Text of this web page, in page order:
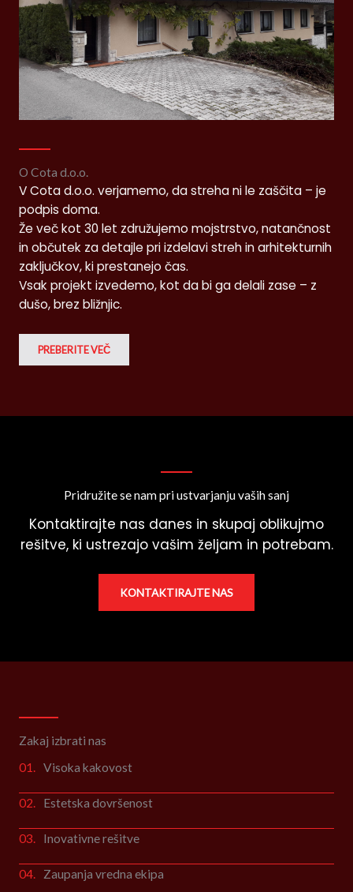
O Cota d.o.o.
V Cota d.o.o. verjamemo, da streha ni le zaščita – je
podpis doma.
Že več kot 30 let združujemo mojstrstvo, natančnost
in občutek za detajle pri izdelavi streh in arhitekturnih
zaključkov, ki prestanejo čas.
Vsak projekt izvedemo, kot da bi ga delali zase – z
dušo, brez bližnjic.
PREBERITE VEČ
Pridružite se nam pri ustvarjanju vaših sanj
Kontaktirajte nas danes in skupaj oblikujmo
rešitve, ki ustrezajo vašim željam in potrebam.
KONTAKTIRAJTE NAS
Zakaj izbrati nas
01. Visoka kakovost
02. Estetska dovršenost
03. Inovativne rešitve
04. Zaupanja vredna ekipa